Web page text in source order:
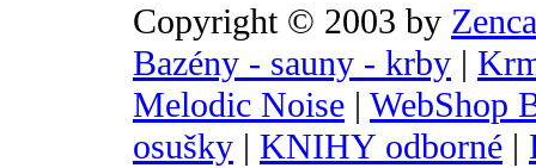
Copyright © 2003 by
Bazény - sauny - krby |
Melodic Noise | WebShop
osušky | KNIHY odborné |